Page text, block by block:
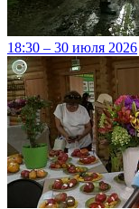
18:30 – 30 июля 2026